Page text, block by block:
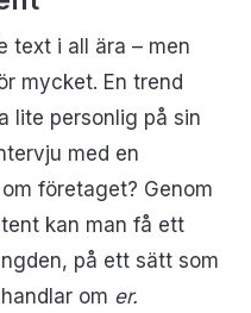
text i all ära – men
mycket. En trend
lite personlig på sin
med en
företaget? Genom
kan man få ett
på ett sätt som
om er.